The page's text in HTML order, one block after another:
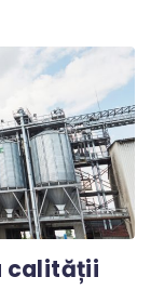
calității